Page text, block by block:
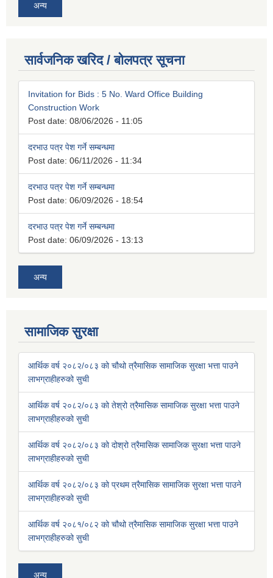
अन्य
सार्वजनिक खरिद / बोलपत्र सूचना
Invitation for Bids : 5 No. Ward Office Building
Construction Work
Post date: 08/06/2026 - 11:05
दरभाउ पत्र पेश गर्ने सम्बन्धमा
Post date: 06/11/2026 - 11:34
दरभाउ पत्र पेश गर्ने सम्बन्धमा
Post date: 06/09/2026 - 18:54
दरभाउ पत्र पेश गर्ने सम्बन्धमा
Post date: 06/09/2026 - 13:13
अन्य
सामाजिक सुरक्षा
आर्थिक वर्ष २०८२/०८३ को चौथो त्रैमासिक सामाजिक सुरक्षा भत्ता पाउने
लाभग्राहीहरुको सुची
आर्थिक वर्ष २०८२/०८३ को तेश्रो त्रैमासिक सामाजिक सुरक्षा भत्ता पाउने
लाभग्राहीहरुको सुची
आर्थिक वर्ष २०८२/०८३ को दोश्रो त्रैमासिक सामाजिक सुरक्षा भत्ता पाउने
लाभग्राहीहरुको सुची
आर्थिक वर्ष २०८२/०८३ को प्रथम त्रैमासिक सामाजिक सुरक्षा भत्ता पाउने
लाभग्राहीहरुको सुची
आर्थिक वर्ष २०८१/०८२ को चौथो त्रैमासिक सामाजिक सुरक्षा भत्ता पाउने
लाभग्राहीहरुको सुची
अन्य